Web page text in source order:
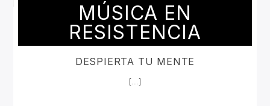
MÚSICA EN
RESISTENCIA
DESPIERTA TU MENTE
[...]